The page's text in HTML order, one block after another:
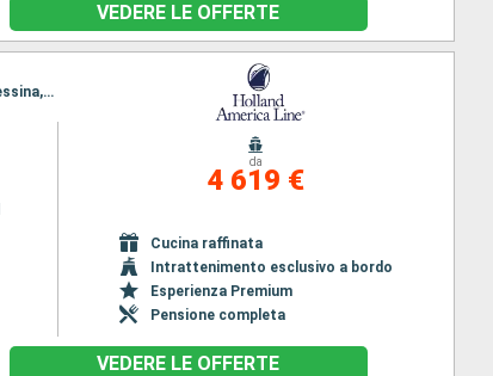
VEDERE LE OFFERTE
Itinerario : Barcellona, La Valletta - Malta -, Chania, Mykonos, Kusadasi, Pireo - Atene, Kotor, Corfu, Messina, Napoli, Civitavecchia - Roma, Napoli, Palermo, Messina, Corfu, Kotor, Dubrovnik, Spalato, Trieste
da
4 619 €
Cucina raffinata
Intrattenimento esclusivo a bordo
Esperienza Premium
Pensione completa
VEDERE LE OFFERTE